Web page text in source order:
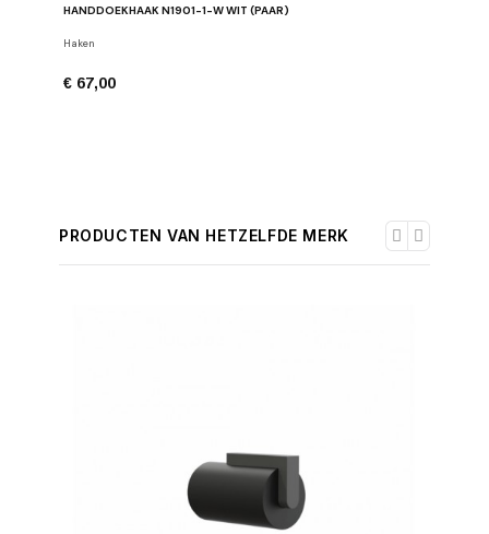
HANDDOEKHAAK N1901-1-W WIT (PAAR)
Haken
€ 67,00
PRODUCTEN VAN HETZELFDE MERK